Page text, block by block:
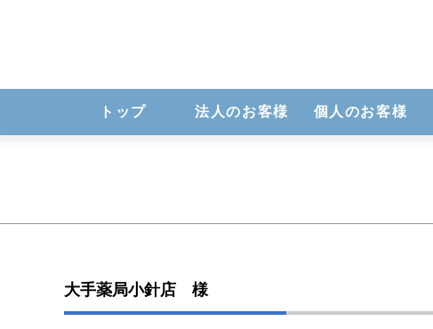
トップ 法人のお客様 個人のお客様
大手薬局小針店 様